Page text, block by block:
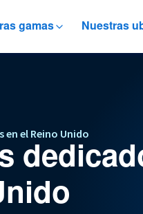
gamas Nuestras
en el Reino Unido